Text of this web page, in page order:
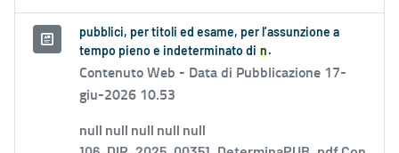
pubblici, per titoli ed esame, per l’assunzione a
tempo pieno e indeterminato di n .
Contenuto Web - Data di Pubblicazione 17-
giu-2026 10.53
null null null null null